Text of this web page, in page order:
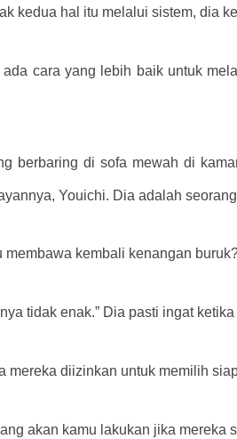
kedua hal itu melalui sistem, dia
ada cara yang lebih baik untuk
berbaring di sofa mewah di
Youichi. Dia adalah
membawa kembali kenangan
tidak enak.” Dia pasti ingat
mereka diizinkan untuk memilih
akan kamu lakukan jika mereka